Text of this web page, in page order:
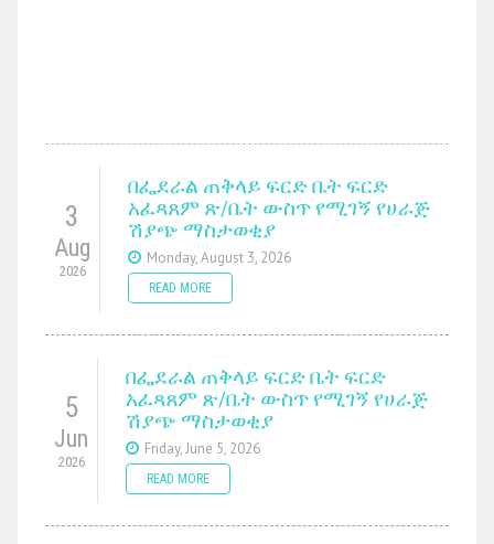
3
Aug
2026
በፌደራል ጠቅላይ ፍርድ ቤት ፍርድ
አፈጻጸም ጽ/ቤት ውስጥ የሚገኝ የሀራጅ
ሽያጭ ማስታወቂያ
Monday, August 3, 2026
READ MORE
5
Jun
2026
በፌደራል ጠቅላይ ፍርድ ቤት ፍርድ
አፈጻጸም ጽ/ቤት ውስጥ የሚገኝ የሀራጅ
ሽያጭ ማስታወቂያ
Friday, June 5, 2026
READ MORE